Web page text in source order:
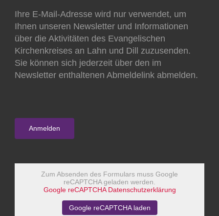
Ihre E-Mail-Adresse wird nur verwendet, um
Ihnen unseren Newsletter und Informationen
über die Aktivitäten des Evangelischen
Kirchenkreises an Lahn und Dill zuzusenden.
Sie können sich jederzeit über den im
Newsletter enthaltenen Abmeldelink abmelden.
Zum Absenden des Formulars muss Google
reCAPTCHA geladen werden.
Google reCAPTCHA Datenschutzerklärung
Google reCAPTCHA laden